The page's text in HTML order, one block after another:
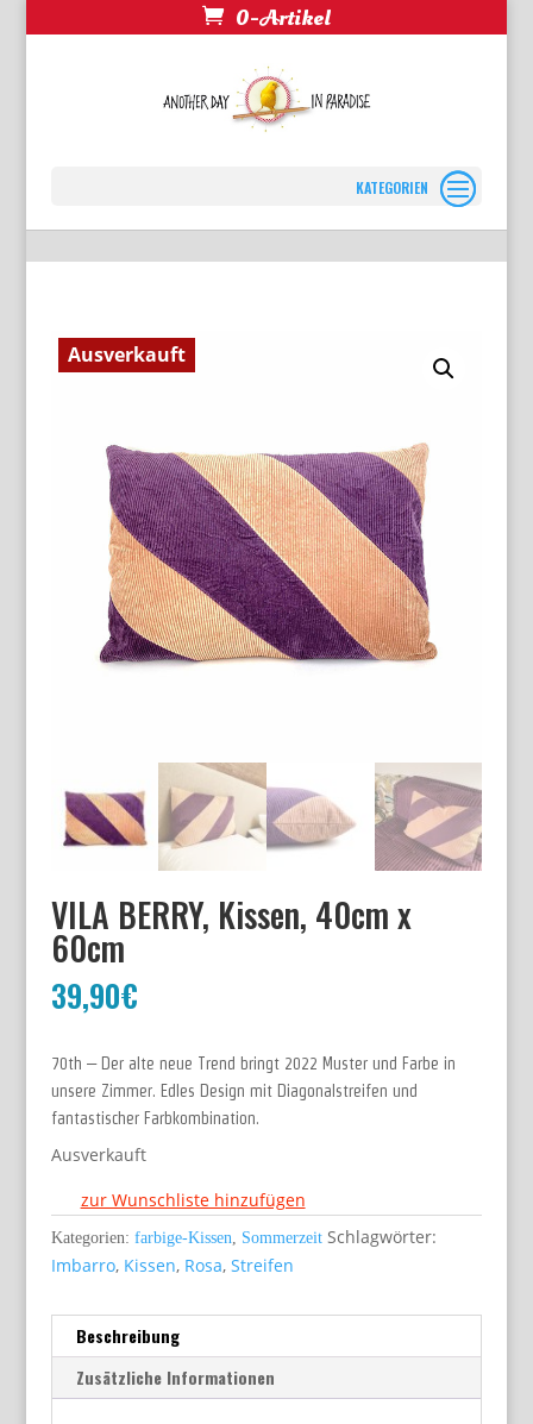
0-Artikel
Ausverkauft
VILA BERRY, Kissen, 40cm x
60cm
39,90€
70th – Der alte neue Trend bringt 2022 Muster und Farbe in
unsere Zimmer. Edles Design mit Diagonalstreifen und
fantastischer Farbkombination.
Ausverkauft
zur Wunschliste hinzufügen
Kategorien: farbige-Kissen Sommerzeit Schlagwörter:
Imbarro, Kissen, Rosa, Streifen
Beschreibung
Zusätzliche Informationen